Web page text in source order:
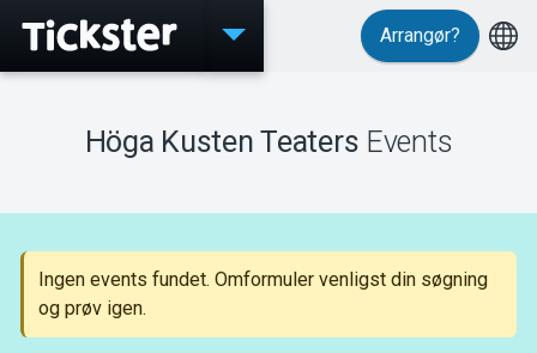
Events
Support
Arrangør?
Höga Kusten Teaters Events
Ingen events fundet. Omformuler venligst din søgning
og prøv igen.